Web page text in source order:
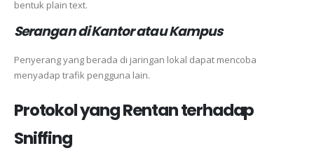
bentuk plain text.
Serangan di Kantor atau Kampus
Penyerang yang berada di jaringan lokal dapat mencoba
menyadap trafik pengguna lain.
Protokol yang Rentan terhadap
Sniffing